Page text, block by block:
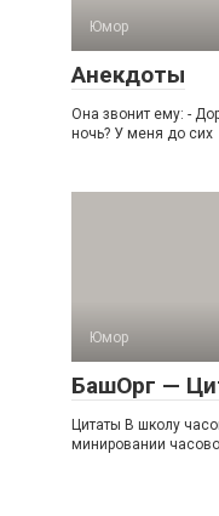
Юмор
Анекдоты
Она звонит ему: -
ночь? У меня до сих
Юмор
БашОрг —
Цитаты В школу
минировании